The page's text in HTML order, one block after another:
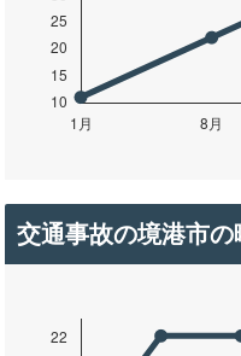
交通事故の境港市